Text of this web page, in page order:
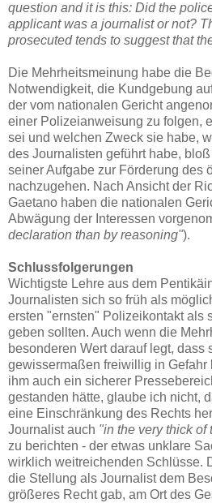
question and it is this: Did the
applicant was a journalist or not?
prosecuted tends to suggest that
Die Mehrheitsmeinung habe die
Notwendigkeit, die Kundgebung
der vom nationalen Gericht
einer Polizeianweisung zu folgen,
sei und welchen Zweck sie habe,
des Journalisten geführt habe,
seiner Aufgabe zur Förderung des
nachzugehen. Nach Ansicht der
Gaetano haben die nationalen
Abwägung der Interessen
declaration than by reasoning").
Schlussfolgerungen
Wichtigste Lehre aus dem
Journalisten sich so früh als
ersten "ernsten" Polizeikontakt als
geben sollten. Auch wenn die
besonderen Wert darauf legt, dass
gewissermaßen freiwillig in Gefahr
ihm auch ein sicherer
gestanden hätte, glaube ich nicht,
eine Einschränkung des Rechts
Journalist auch "in the very thick of
zu berichten - der etwas unklare
wirklich weitreichenden Schlüsse.
die Stellung als Journalist dem
größeres Recht gab, am Ort des